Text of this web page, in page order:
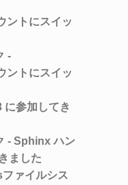
ントにスイッ
参加してき
ァイルシス